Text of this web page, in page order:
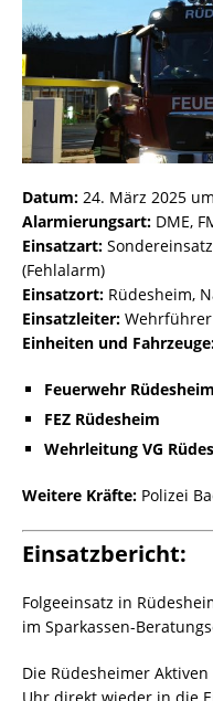
Datum: 24. März 2025
Alarmierungsart: DME,
Einsatzart:
(Fehlalarm)
Einsatzort: Rüdesheim,
Einsatzleiter:
Einheiten und
Feuerwehr
FEZ Rüdesheim
Wehrleitung VG
Weitere Kräfte: Polizei
Einsatzbericht:
Folgeeinsatz in
im Sparkassen-
Die Rüdesheimer